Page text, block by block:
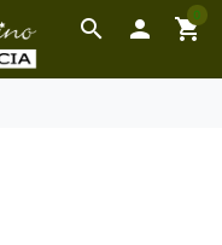
search  shopping_cart
0